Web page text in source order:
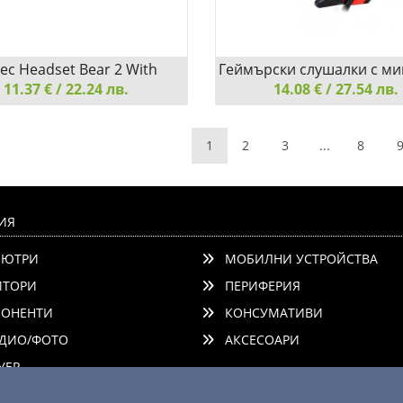
Headset Bear 2 With
Microphone Black
11.37 € / 22.24 лв.
Геймърски слушалки с
Добави
Геймърски слушалки с
Redragon Lagopasmutus
1-BK
14.08 € / 27.54 лв.
1 2 3 ... 8 9
МОБИЛНИ УСТРОЙСТВА
ПЕРИФЕРИЯ
КОНСУМАТИВИ
ФОТО
АКСЕСОАРИ